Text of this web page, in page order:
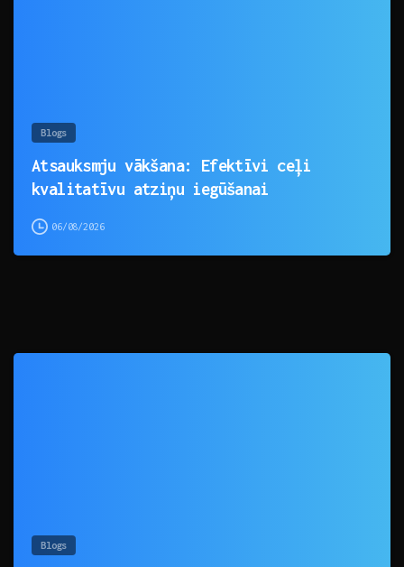
Blogs
Atsauksmju vākšana: Efektīvi ceļi
kvalitatīvu atziņu iegūšanai
06/08/2026
Blogs